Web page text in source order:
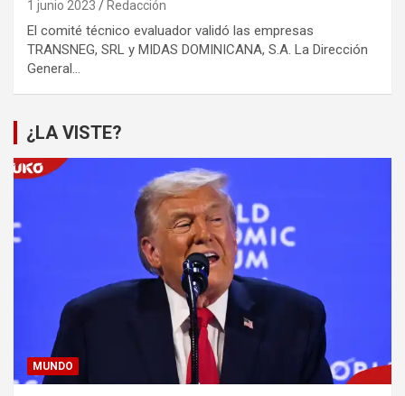
1 junio 2023 Redacción
El comité técnico evaluador validó las empresas
TRANSNEG, SRL y MIDAS DOMINICANA, S.A. La Dirección
General…
¿LA VISTE?
MUNDO